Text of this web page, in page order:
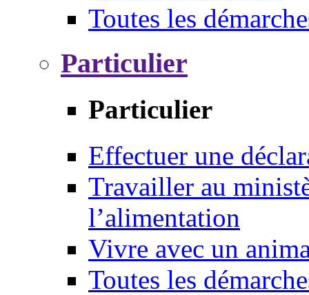
Toutes les
Particulier
Particulier
Effectuer une
Travailler au
l’alimentation
Vivre avec un
Toutes les